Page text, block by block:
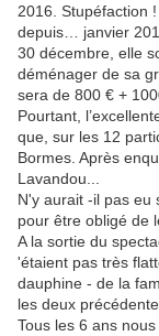
2016. Stupéfaction
depuis… janvier
30 décembre, elle
déménager de sa
sera de 800 € +
Pourtant,
que, sur les 12
Bormes. Après
Lavandou...
N'y aurait -il pas eu
pour être obligé de
A la sortie du
'étaient pas très
dauphine - de la
les deux
Tous les 6 ans